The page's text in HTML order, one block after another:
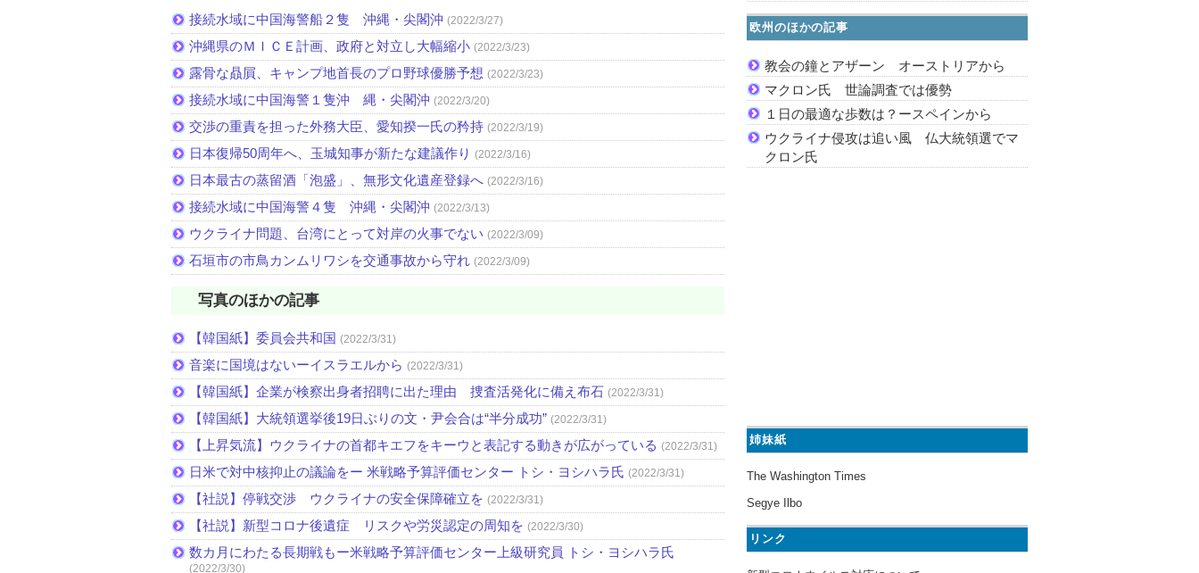
接続水域に中国海警船２隻 沖縄・尖閣沖 (2022/3/27)
沖縄県のＭＩＣＥ計画、政府と対立し大幅縮小 (2022/3/23)
露骨な贔屓、キャンプ地首長のプロ野球優勝予想 (2022/3/23)
接続水域に中国海警１隻沖 縄・尖閣沖 (2022/3/20)
交渉の重責を担った外務大臣、愛知揆一氏の矜持 (2022/3/19)
日本復帰50周年へ、玉城知事が新たな建議作り (2022/3/16)
日本最古の蒸留酒「泡盛」、無形文化遺産登録へ (2022/3/16)
接続水域に中国海警４隻 沖縄・尖閣沖 (2022/3/13)
ウクライナ問題、台湾にとって対岸の火事でない (2022/3/09)
石垣市の市鳥カンムリワシを交通事故から守れ (2022/3/09)
写真のほかの記事
【韓国紙】委員会共和国 (2022/3/31)
音楽に国境はないーイスラエルから (2022/3/31)
【韓国紙】企業が検察出身者招聘に出た理由 捜査活発化に備え布石 (2022/3/31)
【韓国紙】大統領選挙後19日ぶりの文・尹会合は“半分成功” (2022/3/31)
【上昇気流】ウクライナの首都キエフをキーウと表記する動きが広がっている (2022/3/31)
日米で対中核抑止の議論をー 米戦略予算評価センター トシ・ヨシハラ氏 (2022/3/31)
【社説】停戦交渉 ウクライナの安全保障確立を (2022/3/31)
【社説】新型コロナ後遺症 リスクや労災認定の周知を (2022/3/30)
数カ月にわたる長期戦もー米戦略予算評価センター上級研究員 トシ・ヨシハラ氏
(2022/3/30)
欧州のほかの記事
教会の鐘とアザーン オーストリアから
マクロン氏 世論調査では優勢
１日の最適な歩数は？ースペインから
ウクライナ侵攻は追い風 仏大統領選でマ
クロン氏
姉妹紙
The Washington Times
Segye Ilbo
リンク